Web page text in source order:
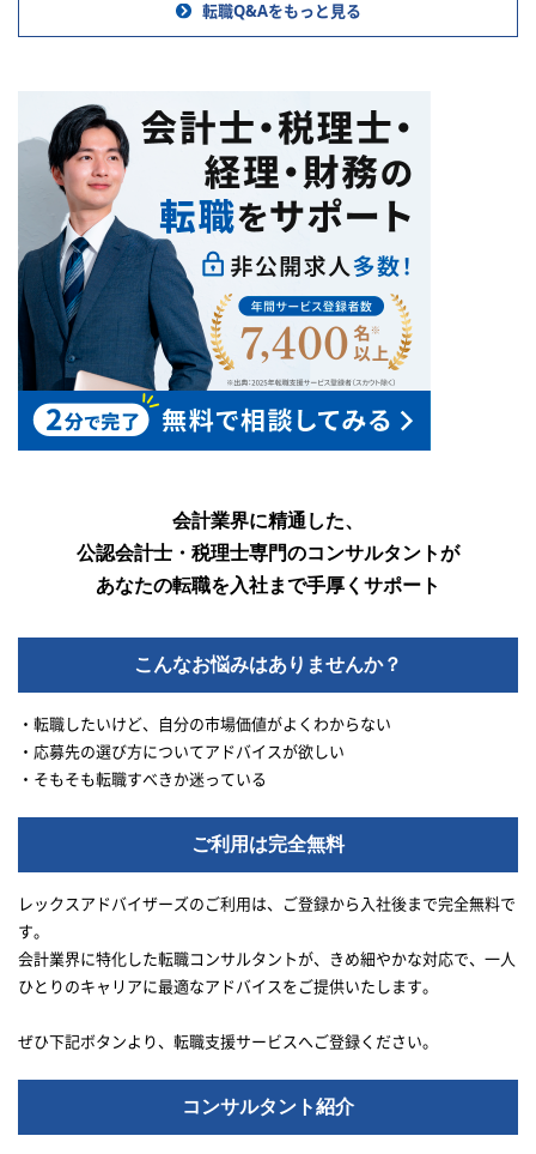
転職Q&Aをもっと見る
会計業界に精通した、
公認会計士・税理士専門のコンサルタントが
あなたの転職を入社まで手厚くサポート
こんなお悩みはありませんか？
・転職したいけど、自分の市場価値がよくわからない
・応募先の選び方についてアドバイスが欲しい
・そもそも転職すべきか迷っている
ご利用は完全無料
レックスアドバイザーズのご利用は、ご登録から入社後まで完全無料で
す。
会計業界に特化した転職コンサルタントが、きめ細やかな対応で、一人
ひとりのキャリアに最適なアドバイスをご提供いたします。
ぜひ下記ボタンより、転職支援サービスへご登録ください。
コンサルタント紹介